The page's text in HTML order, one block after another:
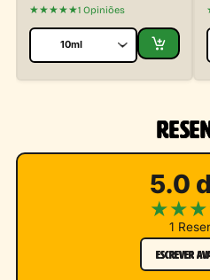
★★★★★1 Opiniões
5.0
★★★
1
ESCREVER